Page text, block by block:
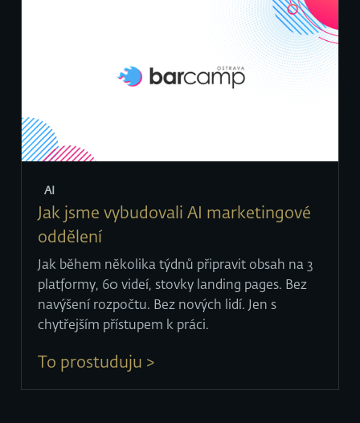
AI
Jak jsme vybudovali AI marketingové
oddělení
Jak během několika týdnů připravit obsah na 3
platformy, 60 videí, stovky landing pages. Bez
navýšení rozpočtu. Bez nových lidí. Jen s
chytřejším přístupem k práci.
To prostuduju >